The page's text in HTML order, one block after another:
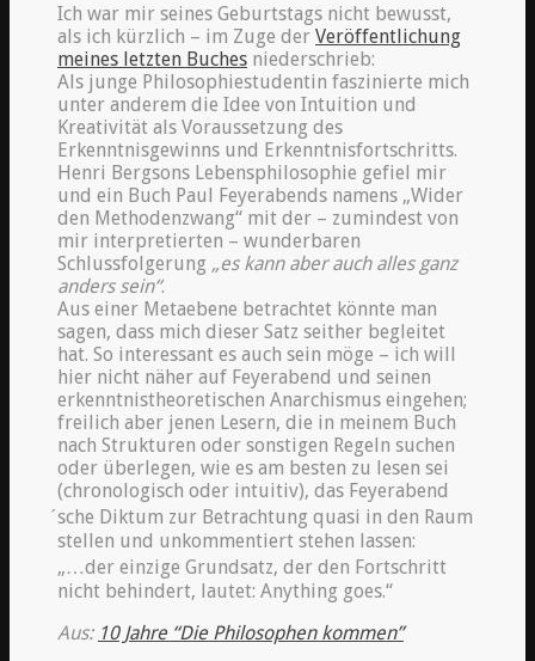
Ich war mir seines Geburtstags nicht bewusst,
als ich kürzlich – im Zuge der Veröffentlichung
meines letzten Buches niederschrieb:
Als junge Philosophiestudentin faszinierte mich
unter anderem die Idee von Intuition und
Kreativität als Voraussetzung des
Erkenntnisgewinns und Erkenntnisfortschritts.
Henri Bergsons Lebensphilosophie gefiel mir
und ein Buch Paul Feyerabends namens „Wider
den Methodenzwang“ mit der – zumindest von
mir interpretierten – wunderbaren
Schlussfolgerung „es kann aber auch alles ganz
anders sein“.
Aus einer Metaebene betrachtet könnte man
sagen, dass mich dieser Satz seither begleitet
hat. So interessant es auch sein möge – ich will
hier nicht näher auf Feyerabend und seinen
erkenntnistheoretischen Anarchismus eingehen;
freilich aber jenen Lesern, die in meinem Buch
nach Strukturen oder sonstigen Regeln suchen
oder überlegen, wie es am besten zu lesen sei
(chronologisch oder intuitiv), das Feyerabend
́sche Diktum zur Betrachtung quasi in den Raum
stellen und unkommentiert stehen lassen:
„…der einzige Grundsatz, der den Fortschritt
nicht behindert, lautet: Anything goes.“
Aus: 10 Jahre “Die Philosophen kommen”